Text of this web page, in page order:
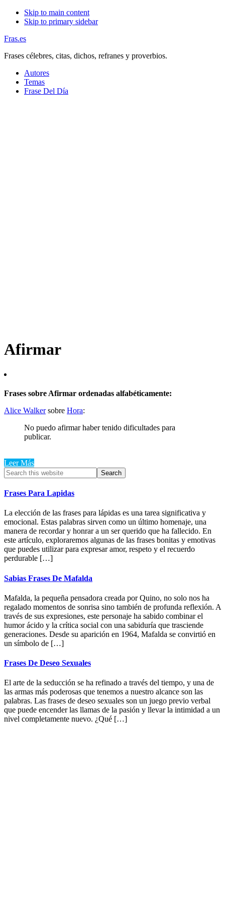
Skip to main content
Skip to primary sidebar
Fras.es
Frases célebres, citas, dichos, refranes y proverbios.
Autores
Temas
Frase Del Día
Afirmar
Frases sobre Afirmar ordenadas alfabéticamente:
Alice Walkersobre Hora:
No puedo afirmar haber tenido dificultades para
publicar.
Leer Más
Primary
Sidebar
Search
this
website
Frases Para Lapidas
La elección de las frases para lápidas es una tarea significativa y
emocional. Estas palabras sirven como un último homenaje, una
manera de recordar y honrar a un ser querido que ha fallecido. En
este artículo, exploraremos algunas de las frases bonitas y emotivas
que puedes utilizar para expresar amor, respeto y el recuerdo
perdurable […]
Sabias Frases De Mafalda
Mafalda, la pequeña pensadora creada por Quino, no solo nos ha
regalado momentos de sonrisa sino también de profunda reflexión. A
través de sus expresiones, este personaje ha sabido combinar el
humor ácido y la crítica social con una sabiduría que trasciende
generaciones. Desde su aparición en 1964, Mafalda se convirtió en
un símbolo de […]
Frases De Deseo Sexuales
El arte de la seducción se ha refinado a través del tiempo, y una de
las armas más poderosas que tenemos a nuestro alcance son las
palabras. Las frases de deseo sexuales son un juego previo verbal
que puede encender las llamas de la pasión y llevar la intimidad a un
nivel completamente nuevo. ¿Qué […]